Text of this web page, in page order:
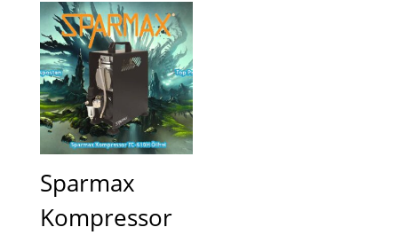
Sparmax
Kompressor